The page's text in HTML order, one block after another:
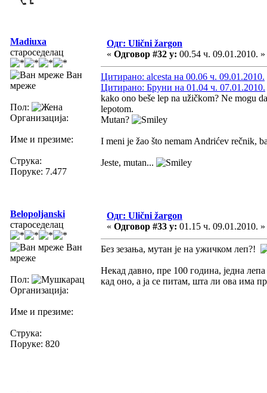
Madiuxa
староседелац
Ван
мреже
Пол:
Организација:
Име и презиме:
Струка:
Поруке: 7.477
Одг: Ulični žargon
« Одговор #32 у: 00.54 ч. 09.01.2010. »
Цитирано: alcesta на 00.06 ч. 09.01.2010.
Цитирано: Бруни на 01.04 ч. 07.01.2010.
kako ono beše lep na užičkom? Ne mogu
lepotom.
Mutan?
I meni je žao što nemam Andrićev rečnik,
Jeste, mutan...
Belopoljanski
староседелац
Ван
мреже
Пол:
Организација:
Име и презиме:
Струка:
Поруке: 820
Одг: Ulični žargon
« Одговор #33 у: 01.15 ч. 09.01.2010. »
Без зезања, мутан је на ужичком леп?!
Некад давно, пре 100 година, једна
кад оно, а ја се питам, шта ли ова има